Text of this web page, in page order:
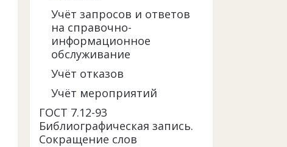
Учёт запросов и ответов
на справочно-
информационное
обслуживание
Учёт отказов
Учёт мероприятий
ГОСТ 7.12-93
Библиографическая запись.
Сокращение слов